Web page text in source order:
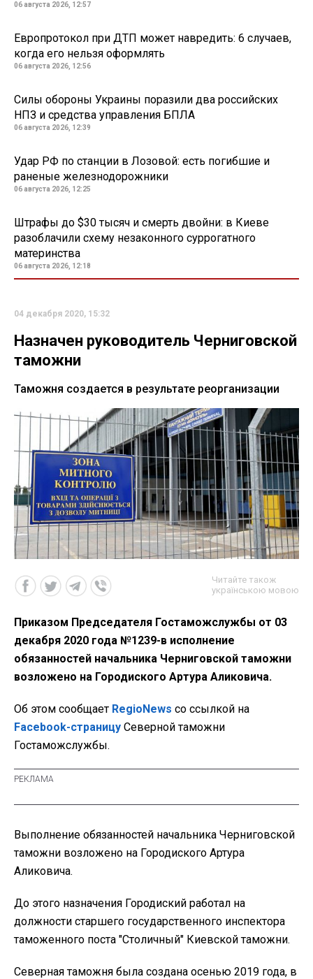
06 августа 2026, 12:57
Европротокол при ДТП может навредить: 6 случаев,
когда его нельзя оформлять
06 августа 2026, 12:56
Силы обороны Украины поразили два российских
НПЗ и средства управления БПЛА
06 августа 2026, 12:39
Удар РФ по станции в Лозовой: есть погибшие и
раненые железнодорожники
06 августа 2026, 12:25
Штрафы до $30 тысяч и смерть двойни: в Киеве
разоблачили схему незаконного суррогатного
материнства
06 августа 2026, 12:18
04 декабря 2020, 15:32
Назначен руководитель Черниговской
таможни
Таможня создается в результате реорганизации
Читайте також
українською мовою
Приказом Председателя Гостаможслужбы от 03
декабря 2020 года №1239-в исполнение
обязанностей начальника Черниговской таможни
возложено на Городиского Артура Аликовича.
Об этом сообщает RegioNews со ссылкой на
Facebook-страницу Северной таможни
Гостаможслужбы.
Выполнение обязанностей начальника Черниговской
таможни возложено на Городиского Артура
Аликовича.
До этого назначения Городиский работал на
должности старшего государственного инспектора
таможенного поста "Столичный" Киевской таможни.
Северная таможня была создана осенью 2019 года, в